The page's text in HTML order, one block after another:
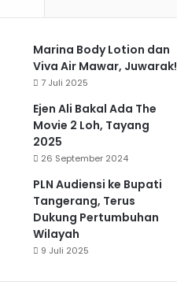
Marina Body Lotion dan
Viva Air Mawar, Juwarak!
7 Juli 2025
Ejen Ali Bakal Ada The
Movie 2 Loh, Tayang
2025
26 September 2024
PLN Audiensi ke Bupati
Tangerang, Terus
Dukung Pertumbuhan
Wilayah
9 Juli 2025